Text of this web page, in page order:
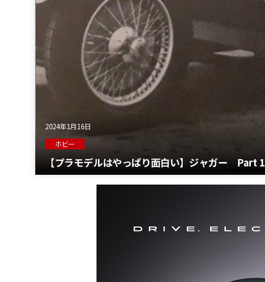
2024年1月16日
ホビー
【プラモデルはやっぱり面白い】ジャガー Part 1